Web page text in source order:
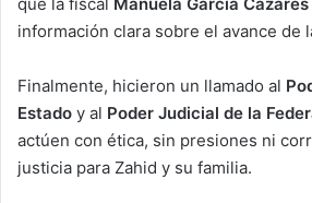
información clara sobre el avance de
Finalmente, hicieron un llamado al
Estado y al Poder Judicial de la
actúen con ética, sin presiones ni
justicia para Zahid y su familia.